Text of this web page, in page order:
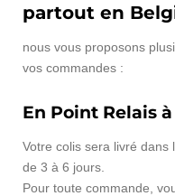
partout en
nous vous proposons
vos commandes :
En Point Relais
Votre colis sera livré dans
de 3 à 6 jours.
Pour toute commande,